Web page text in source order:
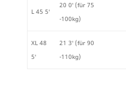
L 45 5′
20 0′ (für 75
-100kg)
XL 48
5′
21 3′ (für 90
-110kg)